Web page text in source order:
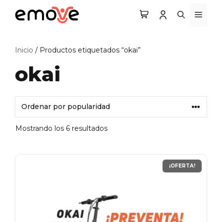
Inicio / Productos etiquetados “okai”
okai
Mostrando los 6 resultados
¡OFERTA!